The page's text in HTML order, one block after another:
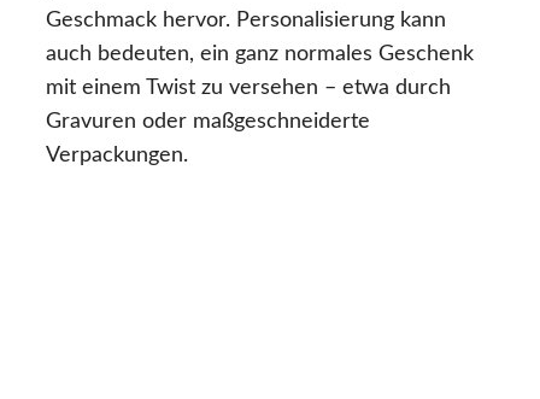
Geschmack hervor. Personalisierung kann
auch bedeuten, ein ganz normales Geschenk
mit einem Twist zu versehen – etwa durch
Gravuren oder maßgeschneiderte
Verpackungen.